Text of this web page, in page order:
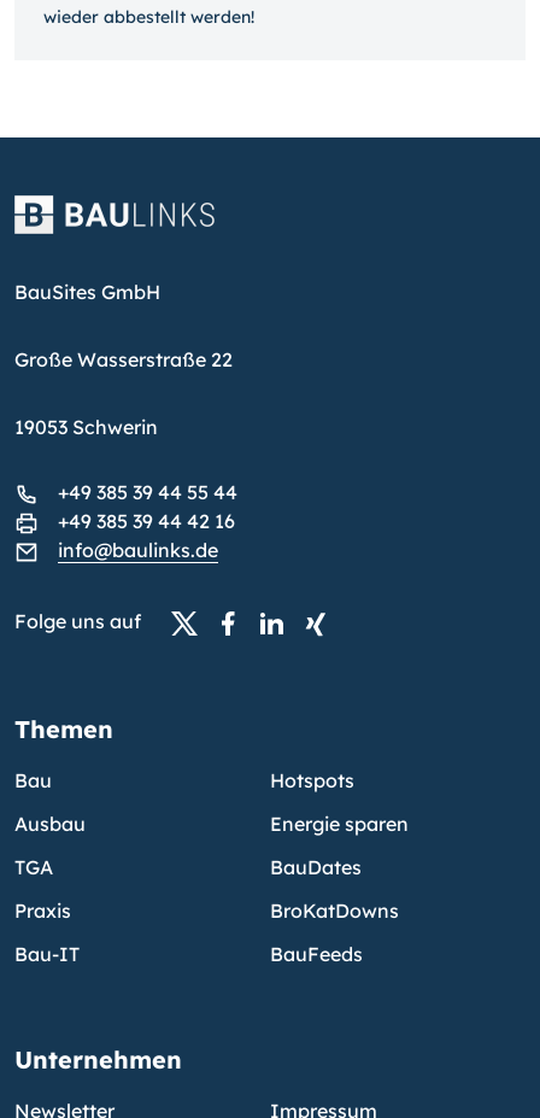
wieder ab­bestellt werden!
BauSites GmbH
Große Wasserstraße 22
19053 Schwerin
+49 385 39 44 55 44
+49 385 39 44 42 16
info@baulinks.de
Folge uns auf
Themen
Bau
Ausbau
TGA
Praxis
Bau-IT
Hotspots
Energie sparen
BauDates
BroKatDowns
BauFeeds
Unternehmen
Newsletter Impressum